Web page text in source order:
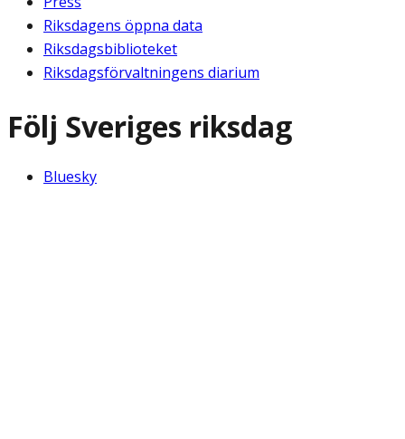
Riksdagens öppna data
Riksdagsbiblioteket
Riksdagsförvaltningens diarium
Följ Sveriges riksdag
Bluesky